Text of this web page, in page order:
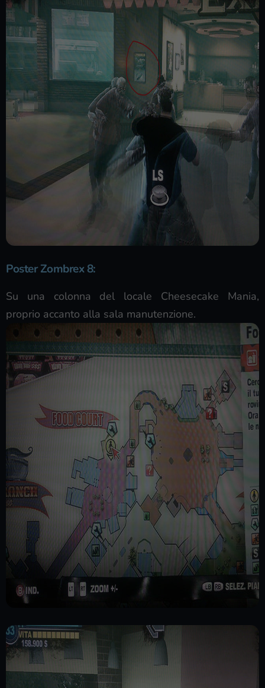
Poster Zombrex 8:
Su una colonna del locale Cheesecake Mania,
proprio accanto alla sala manutenzione.